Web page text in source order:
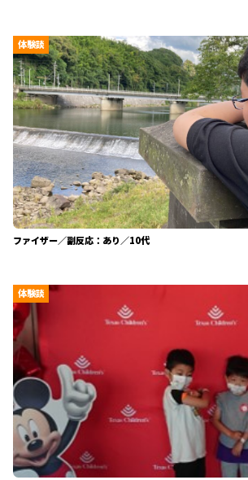
体験談
ファイザー／副反応：あり／10代
体験談